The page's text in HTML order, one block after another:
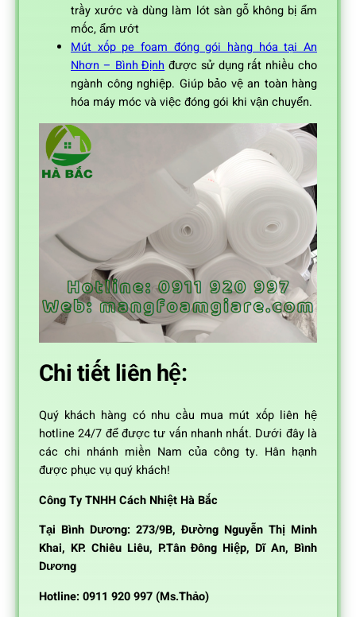
trầy xước và dùng làm lót sàn gỗ không bị ẩm
mốc, ẩm ướt
Mút xốp pe foam đóng gói hàng hóa tại An
Nhơn – Bình Định được sử dụng rất nhiều cho
ngành công nghiệp. Giúp bảo vệ an toàn hàng
hóa máy móc và việc đóng gói khi vận chuyển.
Chi tiết liên hệ:
Quý khách hàng có nhu cầu mua mút xốp liên hệ
hotline 24/7 để được tư vấn nhanh nhất. Dưới đây là
các chi nhánh miền Nam của công ty. Hân hạnh
được phục vụ quý khách!
Công Ty TNHH Cách Nhiệt Hà Bắc
Tại Bình Dương: 273/9B, Đường Nguyễn Thị Minh
Khai, KP. Chiêu Liêu, P.Tân Đông Hiệp, Dĩ An, Bình
Dương
Hotline: 0911 920 997(Ms.Thảo)